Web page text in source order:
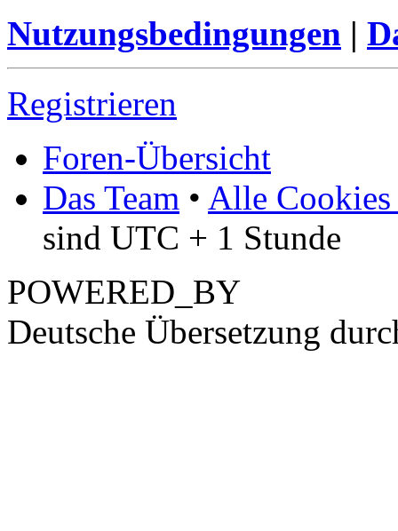
Nutzungsbedingungen |
Registrieren
Foren-Übersicht
Das Team • Alle Cookies
sind UTC + 1 Stunde
POWERED_BY
Deutsche Übersetzung